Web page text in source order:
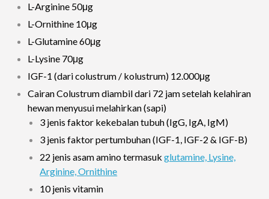
L-Arginine 50μg
L-Ornithine 10μg
L-Glutamine 60μg
L-Lysine 70μg
IGF-1 (dari colustrum / kolustrum) 12.000μg
Cairan Colustrum diambil dari 72 jam setelah kelahiran
hewan menyusui melahirkan (sapi)
3 jenis faktor kekebalan tubuh (IgG, IgA, IgM)
3 jenis faktor pertumbuhan (IGF-1, IGF-2 & IGF-B)
22 jenis asam amino termasukglutamine, Lysine,
Arginine, Ornithine
10 jenis vitamin